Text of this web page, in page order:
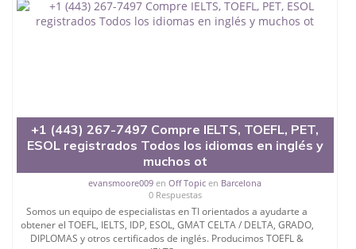
+1 (443) 267-7497 Compre IELTS, TOEFL, PET,
ESOL registrados Todos los idiomas en inglés y
muchos ot
evansmoore009 enOff Topic en Barcelona
0 Respuestas
Somos un equipo de especialistas en TI orientados a ayudarte a
obtener el TOEFL, IELTS, IDP, ESOL, GMAT CELTA / DELTA, GRADO,
DIPLOMAS y otros certificados de inglés. Producimos TOEFL &